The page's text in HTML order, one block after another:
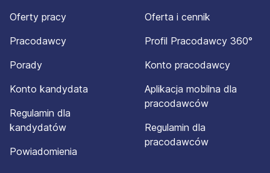
Oferty pracy
Pracodawcy
Porady
Konto kandydata
Regulamin dla
kandydatów
Powiadomienia
Oferta i cennik
Profil Pracodawcy 360°
Konto pracodawcy
Aplikacja mobilna dla
pracodawców
Regulamin dla
pracodawców